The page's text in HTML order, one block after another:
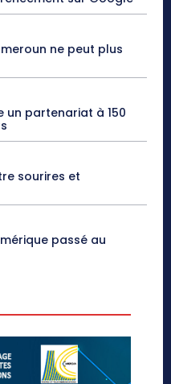
ne peut plus
un partenariat à 150
sourires et
passé au